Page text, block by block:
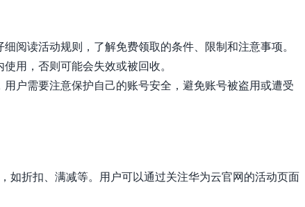
阅读活动规则，了解免费领取的条件、限制和注意事项。
用，否则可能会失效或被回收。
用户需要注意保护自己的账号安全，避免账号被盗用或遭受
如折扣、满减等。用户可以通过关注华为云官网的活动页面